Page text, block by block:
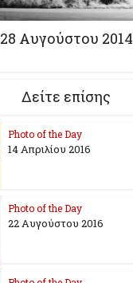
28 Aυγούστου 2014
Δείτε επίσης
Photo of the Day
14 Απριλίου 2016
Photo of the Day
22 Αυγούστου 2016